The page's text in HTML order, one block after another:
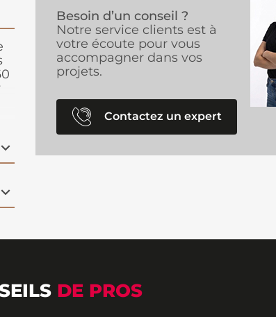
Besoin d’un conseil ?
Notre service clients est à
votre écoute pour vous
accompagner dans vos
projets.
Contactez un expert
DE PROS